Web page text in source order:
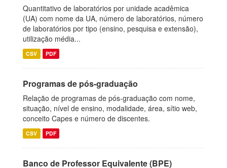
Quantitativo de laboratórios por unidade acadêmica
(UA) com nome da UA, número de laboratórios, número
de laboratórios por tipo (ensino, pesquisa e extensão),
utilização média...
CSV PDF
Programas de pós-graduação
Relação de programas de pós-graduação com nome,
situação, nível de ensino, modalidade, área, sítio web,
conceito Capes e número de discentes.
CSV PDF
Banco de Professor Equivalente (BPE)